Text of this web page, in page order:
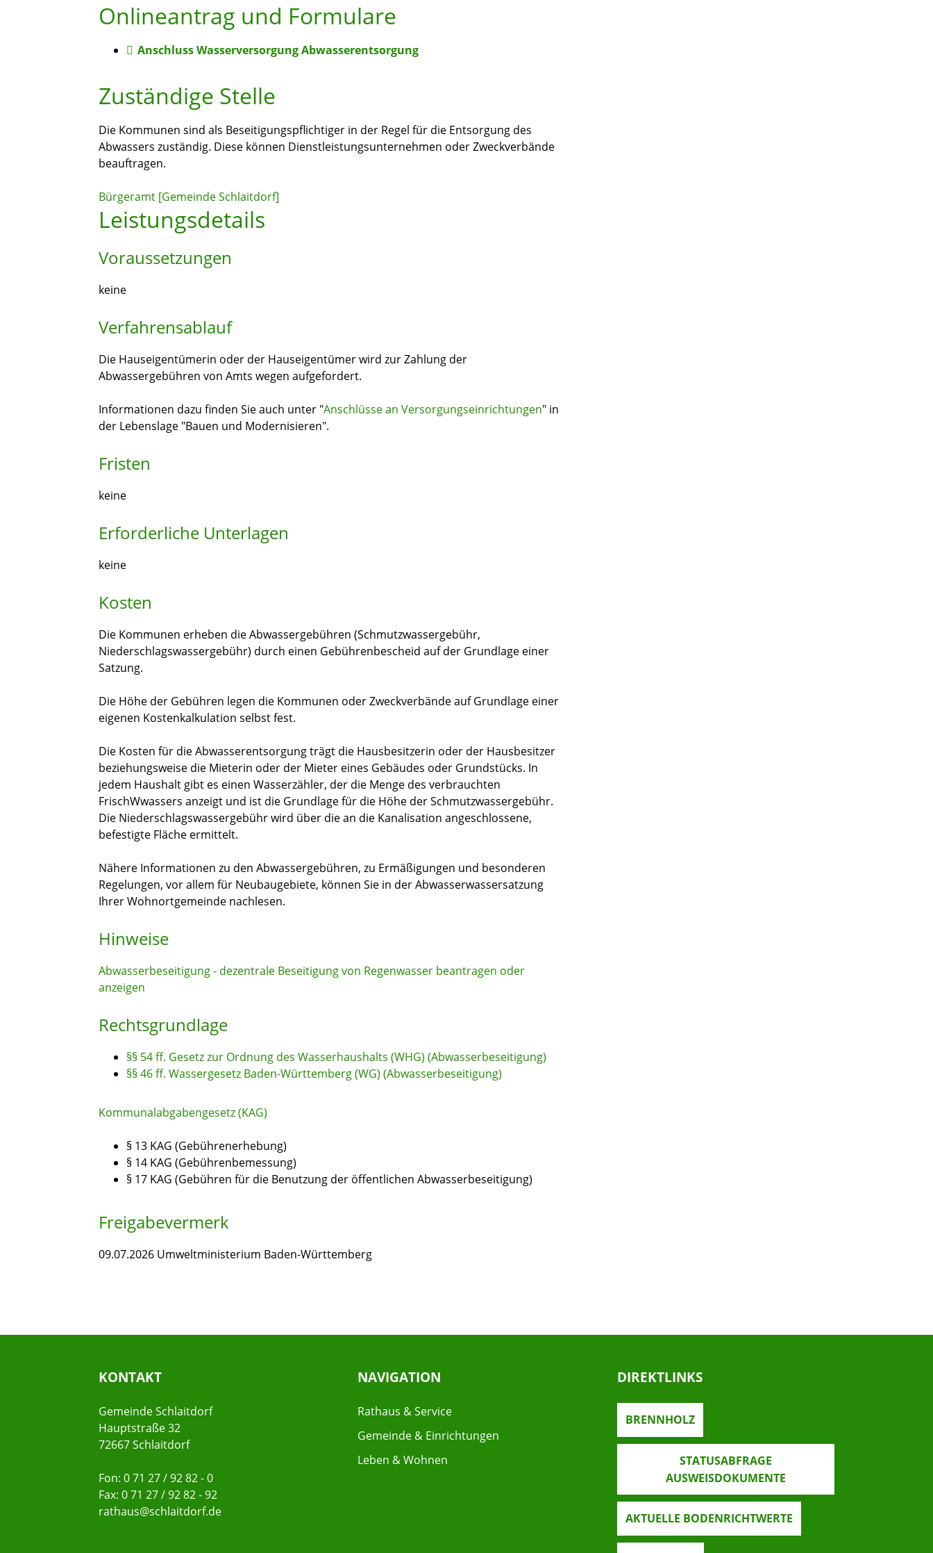
Onlineantrag und Formulare
Anschluss Wasserversorgung Abwasserentsorgung
Zuständige Stelle
Die Kommunen sind als Beseitigungspflichtiger in der Regel für die Entsorgung des
Abwassers zuständig. Diese können Dienstleistungsunternehmen oder Zweckverbände
beauftragen.
Bürgeramt [Gemeinde Schlaitdorf]
Leistungsdetails
Voraussetzungen
keine
Verfahrensablauf
Die Hauseigentümerin oder der Hauseigentümer wird zur Zahlung der
Abwassergebühren von Amts wegen aufgefordert.
Informationen dazu finden Sie auch unter "Anschlüsse an Versorgungseinrichtungen" in
der Lebenslage "Bauen und Modernisieren".
Fristen
keine
Erforderliche Unterlagen
keine
Kosten
Die Kommunen erheben die Abwassergebühren (Schmutzwassergebühr,
Niederschlagswassergebühr) durch einen Gebührenbescheid auf der Grundlage einer
Satzung.
Die Höhe der Gebühren legen die Kommunen oder Zweckverbände auf Grundlage einer
eigenen Kostenkalkulation selbst fest.
Die Kosten für die Abwasserentsorgung trägt die Hausbesitzerin oder der Hausbesitzer
beziehungsweise die Mieterin oder der Mieter eines Gebäudes oder Grundstücks. In
jedem Haushalt gibt es einen Wasserzähler, der die Menge des verbrauchten
FrischWwassers anzeigt und ist die Grundlage für die Höhe der Schmutzwassergebühr.
Die Niederschlagswassergebühr wird über die an die Kanalisation angeschlossene,
befestigte Fläche ermittelt.
Nähere Informationen zu den Abwassergebühren, zu Ermäßigungen und besonderen
Regelungen, vor allem für Neubaugebiete, können Sie in der Abwasserwassersatzung
Ihrer Wohnortgemeinde nachlesen.
Hinweise
Abwasserbeseitigung - dezentrale Beseitigung von Regenwasser beantragen oder
anzeigen
Rechtsgrundlage
§§ 54 ff. Gesetz zur Ordnung des Wasserhaushalts (WHG) (Abwasserbeseitigung)
§§ 46 ff. Wassergesetz Baden-Württemberg (WG) (Abwasserbeseitigung)
Kommunalabgabengesetz (KAG)
§ 13 KAG (Gebührenerhebung)
§ 14 KAG (Gebührenbemessung)
§ 17 KAG (Gebühren für die Benutzung der öffentlichen Abwasserbeseitigung)
Freigabevermerk
09.07.2026 Umweltministerium Baden-Württemberg
KONTAKT
Gemeinde Schlaitdorf
Hauptstraße 32
72667 Schlaitdorf
Fon: 0 71 27 / 92 82 - 0
Fax: 0 71 27 / 92 82 - 92
rathaus@schlaitdorf.de
NAVIGATION
Rathaus & Service
Gemeinde & Einrichtungen
Leben & Wohnen
DIREKTLINKS
BRENNHOLZ
STATUSABFRAGE
AUSWEISDOKUMENTE
AKTUELLE BODENRICHTWERTE